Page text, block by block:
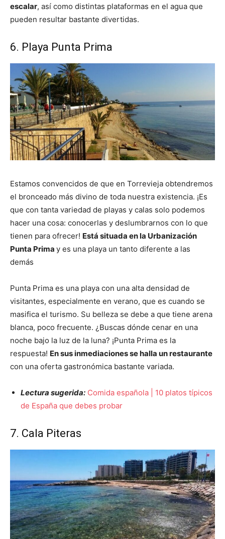
escalar, así como distintas plataformas en el agua que
pueden resultar bastante divertidas.
6. Playa Punta Prima
Estamos convencidos de que en Torrevieja obtendremos
el bronceado más divino de toda nuestra existencia. ¡Es
que con tanta variedad de playas y calas solo podemos
hacer una cosa: conocerlas y deslumbrarnos con lo que
tienen para ofrecer! Está situada en la Urbanización
Punta Prima y es una playa un tanto diferente a las
demás
Punta Prima es una playa con una alta densidad de
visitantes, especialmente en verano, que es cuando se
masifica el turismo. Su belleza se debe a que tiene arena
blanca, poco frecuente. ¿Buscas dónde cenar en una
noche bajo la luz de la luna? ¡Punta Prima es la
respuesta! En sus inmediaciones se halla un restaurante
con una oferta gastronómica bastante variada.
Lectura sugerida: Comida española | 10 platos típicos
de España que debes probar
7. Cala Piteras